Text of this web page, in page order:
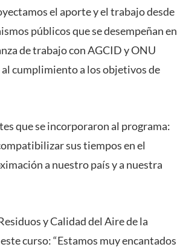
el aporte y el trabajo desde
públicos que se desempeñan en
de trabajo con AGCID y ONU
cumplimiento a los objetivos de
que se incorporaron al programa:
sus tiempos en el
a nuestro país y a nuestra
y Calidad del Aire de la
curso: “Estamos muy encantados